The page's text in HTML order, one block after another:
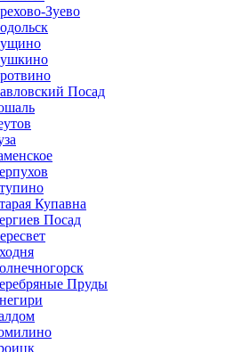
Зуево
Посад
Купавна
Посад
Пруды